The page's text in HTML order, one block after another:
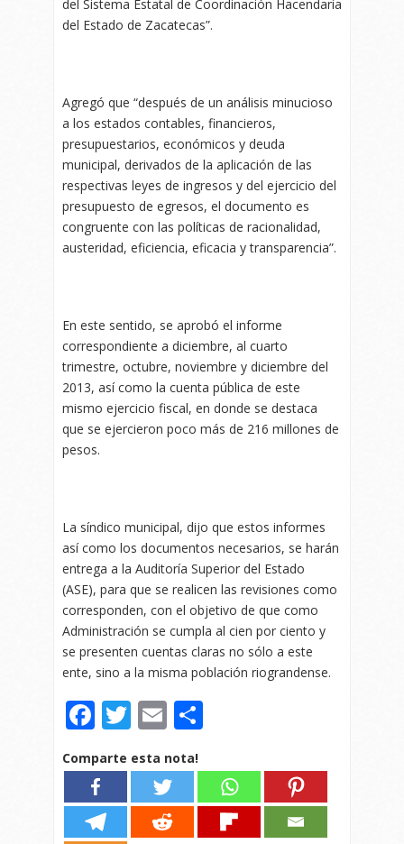
del Sistema Estatal de Coordinación Hacendaria
del Estado de Zacatecas”.
Agregó que “después de un análisis minucioso
a los estados contables, financieros,
presupuestarios, económicos y deuda
municipal, derivados de la aplicación de las
respectivas leyes de ingresos y del ejercicio del
presupuesto de egresos, el documento es
congruente con las políticas de racionalidad,
austeridad, eficiencia, eficacia y transparencia”.
En este sentido, se aprobó el informe
correspondiente a diciembre, al cuarto
trimestre, octubre, noviembre y diciembre del
2013, así como la cuenta pública de este
mismo ejercicio fiscal, en donde se destaca
que se ejercieron poco más de 216 millones de
pesos.
La síndico municipal, dijo que estos informes
así como los documentos necesarios, se harán
entrega a la Auditoría Superior del Estado
(ASE), para que se realicen las revisiones como
corresponden, con el objetivo de que como
Administración se cumpla al cien por ciento y
se presenten cuentas claras no sólo a este
ente, sino a la misma población riograndense.
Facebook
Twitter
Email
Comparte esta nota!